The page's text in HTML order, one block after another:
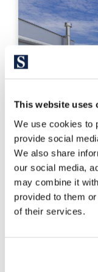
This website uses
We use cookies to
provide social
We also share
our social media,
may combine it
provided to them
of their services.
2.700.000 €